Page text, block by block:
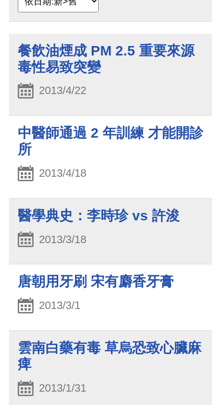
餐飲油煙成 PM 2.5 重要來源
毒性易致突變
2013/4/22
中醫師通過 2 年訓練 才能開診
所
2013/4/18
醫學典史：李時珍 vs 許浚
2013/3/18
唐朝用牙刷 宋有麝香牙膏
2013/3/1
雲南白藥有毒 草烏恐致心臟麻
痺
2013/1/31